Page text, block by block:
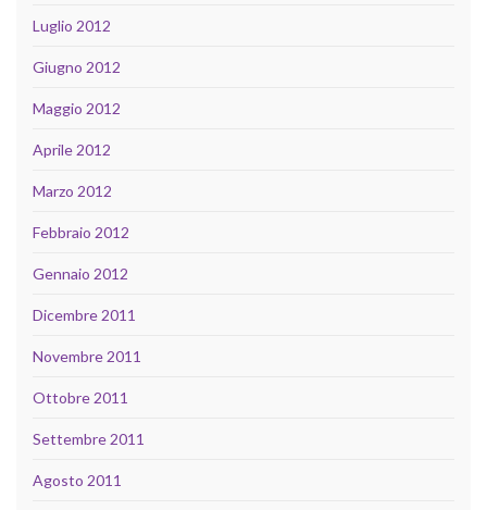
Luglio 2012
Giugno 2012
Maggio 2012
Aprile 2012
Marzo 2012
Febbraio 2012
Gennaio 2012
Dicembre 2011
Novembre 2011
Ottobre 2011
Settembre 2011
Agosto 2011